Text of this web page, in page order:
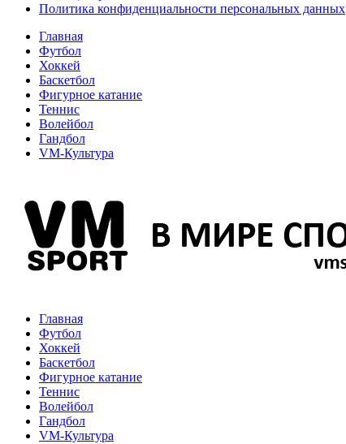
Политика конфиденциальности персональных данных
Главная
Футбол
Хоккей
Баскетбол
Фигурное катание
Теннис
Волейбол
Гандбол
VM-Культура
Главная
Футбол
Хоккей
Баскетбол
Фигурное катание
Теннис
Волейбол
Гандбол
VM-Культура